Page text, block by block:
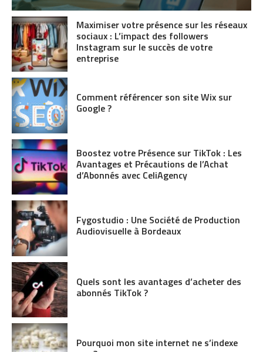
Maximiser votre présence sur les réseaux
sociaux : L’impact des followers
Instagram sur le succès de votre
entreprise
Comment référencer son site Wix sur
Google ?
Boostez votre Présence sur TikTok : Les
Avantages et Précautions de l’Achat
d’Abonnés avec CeliAgency
Fygostudio : Une Société de Production
Audiovisuelle à Bordeaux
Quels sont les avantages d’acheter des
abonnés TikTok ?
Pourquoi mon site internet ne s’indexe